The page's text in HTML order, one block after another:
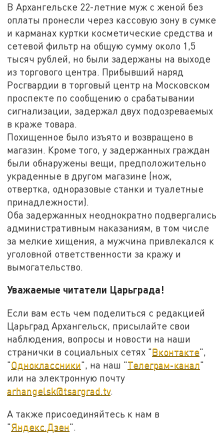
В Архангельске 22-летние муж с женой без
оплаты пронесли через кассовую зону в сумке
и карманах куртки косметические средства и
сетевой фильтр на общую сумму около 1,5
тысяч рублей, но были задержаны на выходе
из торгового центра. Прибывший наряд
Росгвардии в торговый центр на Московском
проспекте по сообщению о срабатывании
сигнализации, задержал двух подозреваемых
в краже товара.
Похищенное было изъято и возвращено в
магазин. Кроме того, у задержанных граждан
были обнаружены вещи, предположительно
украденные в другом магазине (нож,
отвертка, одноразовые станки и туалетные
принадлежности).
Оба задержанных неоднократно подвергались
административным наказаниям, в том числе
за мелкие хищения, а мужчина привлекался к
уголовной ответственности за кражу и
вымогательство.
Уважаемые читатели Царьграда!
Если вам есть чем поделиться с редакцией
Царьград Архангельск, присылайте свои
наблюдения, вопросы и новости на наши
странички в социальных сетях "Вконтакте",
"Одноклассники", на наш "Телеграм-канал"
или на электронную почту
arhangelsk@tsargrad.tv.
А также присоединяйтесь к нам в
"Яндекс.Дзен".